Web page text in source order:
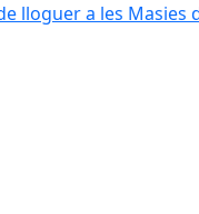
lloguer a les Masies